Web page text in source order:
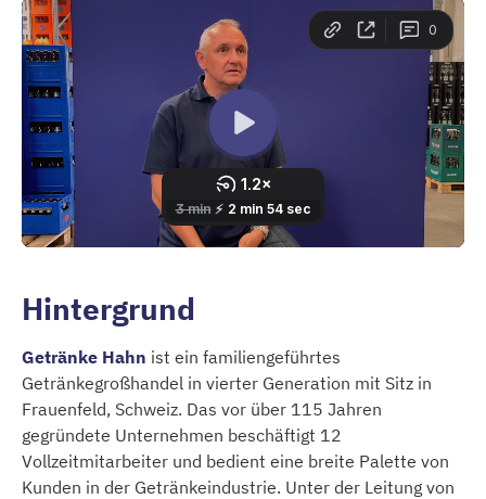
Hintergrund
Getränke Hahn ist ein familiengeführtes
Getränkegroßhandel in vierter Generation mit Sitz in
Frauenfeld, Schweiz. Das vor über 115 Jahren
gegründete Unternehmen beschäftigt 12
Vollzeitmitarbeiter und bedient eine breite Palette von
Kunden in der Getränkeindustrie. Unter der Leitung von